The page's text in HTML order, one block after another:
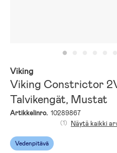
Viking
Viking Constrictor
Talvikengät, Mustat
Artikkelinro. 10289867
Vedenpitävä
(1) Näytä kaikki